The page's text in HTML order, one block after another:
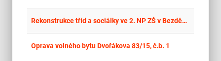
Rekonstrukce tříd a sociálky ve 2. NP ZŠ v Bezděkově
Oprava volného bytu Dvořákova 83/15, č.b. 1